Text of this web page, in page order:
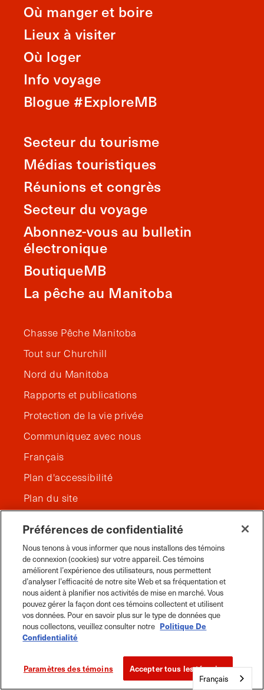
Où manger et boire
Lieux à visiter
Où loger
Info voyage
Blogue #ExploreMB
Secteur du tourisme
Médias touristiques
Réunions et congrès
Secteur du voyage
Abonnez-vous au bulletin
électronique
BoutiqueMB
La pêche au Manitoba
Chasse Pêche Manitoba
Tout sur Churchill
Nord du Manitoba
Rapports et publications
Protection de la vie privée
Communiquez avec nous
Français
Plan d'accessibilité
Plan du site
YouTubePinterestTiktok Whats App
Français
Préférences de confidentialité
Nous tenons à vous informer que nous installons des témoins
de connexion (cookies) sur votre appareil. Ces témoins
améliorent l’expérience des utilisateurs, nous permettent
d’analyser l’efficacité de notre site Web et sa fréquentation et
nous aident à planifier nos activités de mise en marché. Vous
pouvez gérer la façon dont ces témoins collectent et utilisent
vos données. Pour en savoir plus sur le type de données que
nous collectons, veuillez consulter notre Politique De
Confidentialité
Paramètres des témoins Accepter tous les témoins